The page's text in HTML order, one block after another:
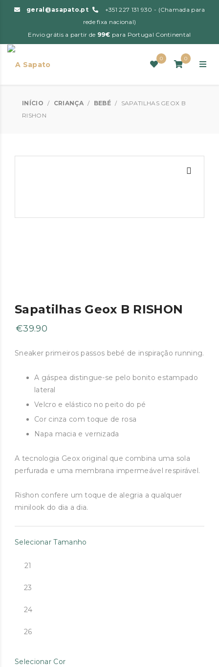
geral@asapato.pt
+351 227 131 930 - (Chamada para
rede fixa nacional)
Envio grátis a partir de 99€ para Portugal Continental
0 0
INÍCIO / CRIANÇA / BEBÉ /
SAPATILHAS GEOX B
RISHON
Sapatilhas Geox B RISHON
€39.90
Sneaker primeiros passos bebé de inspiração running.
A gáspea distingue-se pelo bonito estampado
lateral
Velcro e elástico no peito do pé
Cor cinza com toque de rosa
Napa macia e vernizada
A tecnologia Geox original que combina uma sola
perfurada e uma membrana impermeável respirável.
Rishon confere um toque de alegria a qualquer
minilook do dia a dia.
Selecionar Tamanho
21
23
24
26
Selecionar Cor